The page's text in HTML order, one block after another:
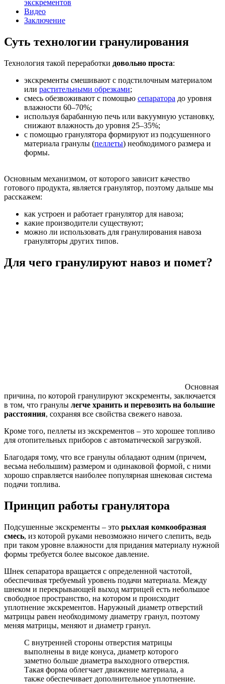
экскрементов
Видео
Заключение
Суть технологии гранулирования
Технология такой переработки довольно проста:
экскременты смешивают с подстилочным материалом
или растительными обрезками;
смесь обезвоживают с помощью сепаратора до уровня
влажности 60–70%;
используя барабанную печь или вакуумную установку,
снижают влажность до уровня 25–35%;
с помощью гранулятора формируют из подсушенного
материала гранулы (пеллеты) необходимого размера и
формы.
Основным механизмом, от которого зависит качество
готового продукта, является гранулятор, поэтому дальше мы
расскажем:
как устроен и работает гранулятор для навоза;
какие производители существуют;
можно ли использовать для гранулирования навоза
грануляторы других типов.
Для чего гранулируют навоз и помет?
Основная
причина, по которой гранулируют экскременты, заключается
в том, что гранулы легче хранить и перевозить на большие
расстояния, сохраняя все свойства свежего навоза.
Кроме того, пеллеты из экскрементов – это хорошее топливо
для отопительных приборов с автоматической загрузкой.
Благодаря тому, что все гранулы обладают одним (причем,
весьма небольшим) размером и одинаковой формой, с ними
хорошо справляется наиболее популярная шнековая система
подачи топлива.
Принцип работы гранулятора
Подсушенные экскременты – это рыхлая комкообразная
смесь, из которой руками невозможно ничего слепить, ведь
при таком уровне влажности для придания материалу нужной
формы требуется более высокое давление.
Шнек сепаратора вращается с определенной частотой,
обеспечивая требуемый уровень подачи материала. Между
шнеком и перекрывающей выход матрицей есть небольшое
свободное пространство, на котором и происходит
уплотнение экскрементов. Наружный диаметр отверстий
матрицы равен необходимому диаметру гранул, поэтому
меняя матрицы, меняют и диаметр гранул.
С внутренней стороны отверстия матрицы
выполнены в виде конуса, диаметр которого
заметно больше диаметра выходного отверстия.
Такая форма облегчает движение материала, а
также обеспечивает дополнительное уплотнение.